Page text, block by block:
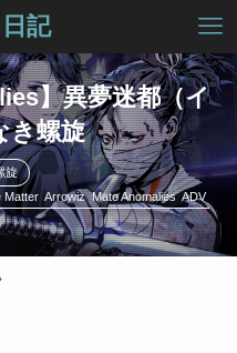
記
】異夢迷都（イ
き螺旋
旋
Matter Arrowiz Mato Anomalies ADV